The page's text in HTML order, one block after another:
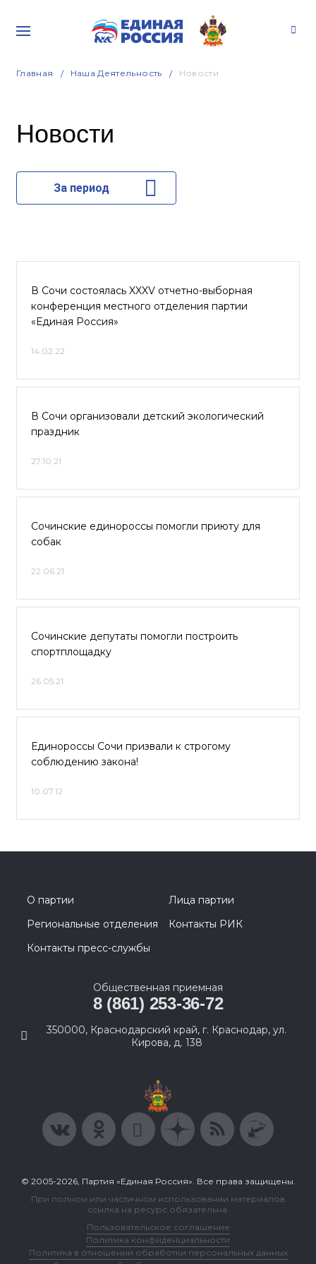
Главная Наша Деятельность Новости
Новости
За период
В Сочи состоялась XXXV отчетно-выборная
конференция местного отделения партии
«Единая Россия»
14.02.22
В Сочи организовали детский экологический
праздник
27.10.21
Сочинские единороссы помогли приюту для
собак
22.06.21
Сочинские депутаты помогли построить
спортплощадку
26.05.21
Единороссы Сочи призвали к строгому
соблюдению закона!
10.07.12
О партии
Лица партии
Региональные отделения
Контакты РИК
Контакты пресс-службы
Общественная приемная
8 (861) 253-36-72
350000, Краснодарский край, г. Краснодар, ул.
Кирова, д. 138
© 2005-2026, Партия «Единая Россия». Все права защищены.
При полном или частичном использовании материалов
ссылка на ресурс обязательна.
Пользовательское соглашение
Политика конфиденциальности
Политика в отношении обработки персональных данных